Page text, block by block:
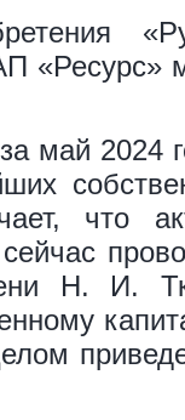
«Ресурс»
май 2024
что
Н. И.